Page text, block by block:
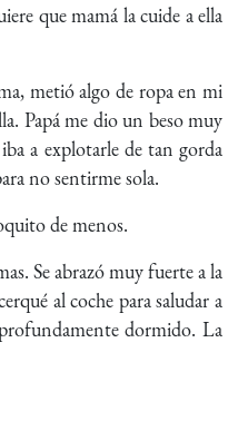
que mamá la cuide a ella
metió algo de ropa en mi
Papá me dio un beso muy
a explotarle de tan gorda
no sentirme sola.
de menos.
Se abrazó muy fuerte a la
al coche para saludar a
dormido. La